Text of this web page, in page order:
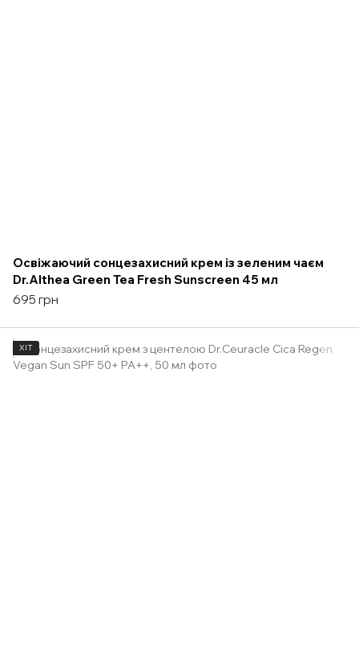
Освіжаючий сонцезахисний крем із зеленим чаєм
Dr.Althea Green Tea Fresh Sunscreen 45 мл
695 грн
ХІТ